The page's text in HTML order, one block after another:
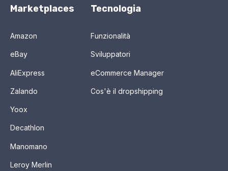
Marketplaces
Amazon
eBay
AliExpress
Zalando
Yoox
Decathlon
Manomano
Leroy Merlin
Tecnologia
Funzionalità
Sviluppatori
eCommerce Manager
Cos'è il dropshipping